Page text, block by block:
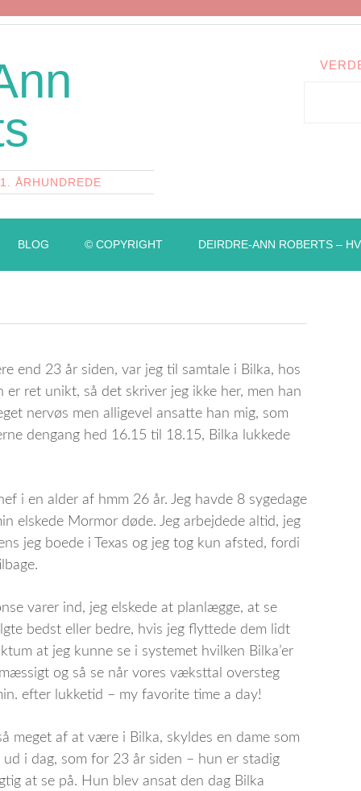
ÅRHUNDREDE
BLOG © COPYRIGHT DEIRDRE-ANN ROBERTS –
end 23 år siden, var jeg til samtale i Bilka, hos
ret unikt, så det skriver jeg ikke her, men han
nervøs men alligevel ansatte han mig, som
dengang hed 16.15 til 18.15, Bilka lukkede
i en alder af hmm 26 år. Jeg havde 8 sygedage
elskede Mormor døde. Jeg arbejdede altid, jeg
jeg boede i Texas og jeg tog kun afsted, fordi
varer ind, jeg elskede at planlægge, at se
bedst eller bedre, hvis jeg flyttede dem lidt
at jeg kunne se i systemet hvilken Bilka’er
og så se når vores væksttal oversteg
efter lukketid – my favorite time a day!
meget af at være i Bilka, skyldes en dame som
i dag, som for 23 år siden – hun er stadig
at se på. Hun blev ansat den dag Bilka